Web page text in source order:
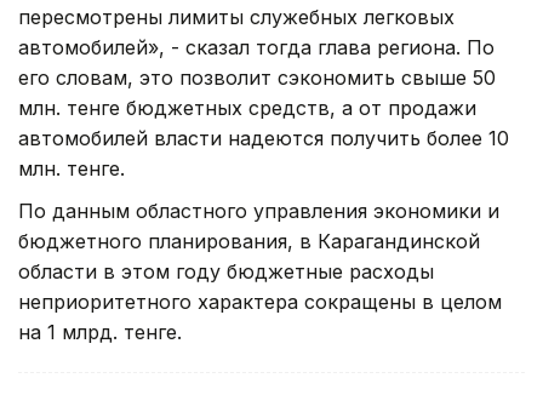
пересмотрены лимиты служебных легковых
автомобилей», - сказал тогда глава региона. По
его словам, это позволит сэкономить свыше 50
млн. тенге бюджетных средств, а от продажи
автомобилей власти надеются получить более 10
млн. тенге.
По данным областного управления экономики и
бюджетного планирования, в Карагандинской
области в этом году бюджетные расходы
неприоритетного характера сокращены в целом
на 1 млрд. тенге.